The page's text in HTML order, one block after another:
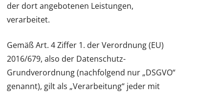
der dort angebotenen Leistungen,
verarbeitet.
Gemäß Art. 4 Ziffer 1. der Verordnung (EU)
2016/679, also der Datenschutz-
Grundverordnung (nachfolgend nur „DSGVO“
genannt), gilt als „Verarbeitung“ jeder mit